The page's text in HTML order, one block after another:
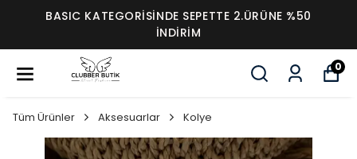
BASIC KATEGORİSİNDE SEPETTE 2.ÜRÜNE %50
İNDİRİM
0
Tüm Ürünler Aksesuarlar Kolye